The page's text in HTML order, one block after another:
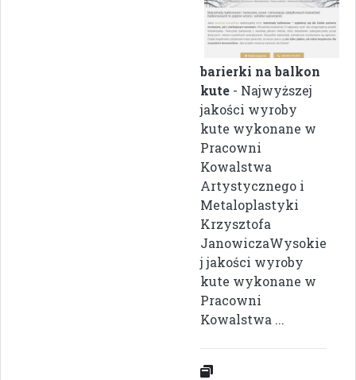
barierki na balkon
kute - Najwyższej
jakości wyroby
kute wykonane w
Pracowni
Kowalstwa
Artystycznego i
Metaloplastyki
Krzysztofa
JanowiczaWysokie
j jakości wyroby
kute wykonane w
Pracowni
Kowalstwa ...